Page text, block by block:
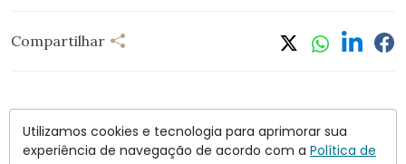
Compartilhar
Nunca foi tão fácil ficar bem informado com O
Utilizamos cookies e tecnologia para aprimorar sua
experiência de navegação de acordo com a Política de